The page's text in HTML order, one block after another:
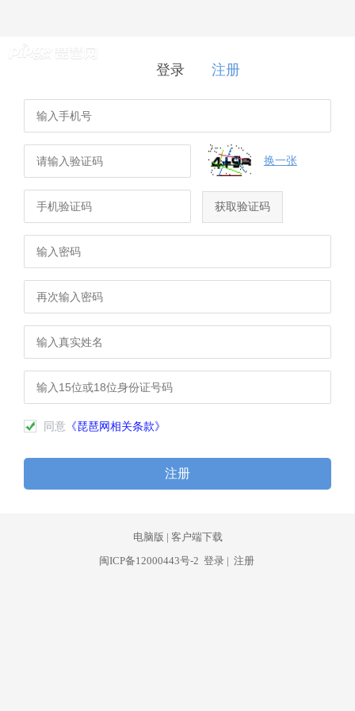
登录 注册
换一张
获取验证码
同意 《琵琶网相关条款》
注册
电脑版 | 客户端下载
闽ICP备12000443号-2 登录 | 注册